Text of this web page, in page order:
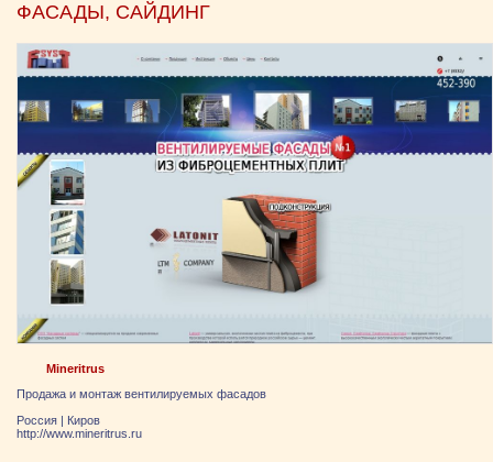
ФАСАДЫ, САЙДИНГ
Mineritrus
Продажа и монтаж вентилируемых фасадов
Россия | Киров
http://www.mineritrus.ru